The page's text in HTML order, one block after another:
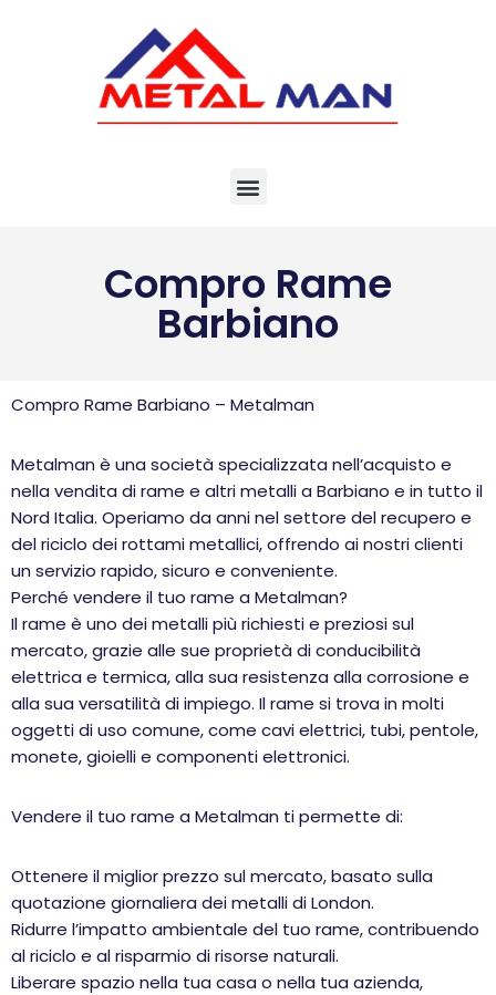
Compro Rame
Barbiano
Compro Rame Barbiano – Metalman
Metalman è una società specializzata nell’acquisto e
nella vendita di rame e altri metalli a Barbiano e in tutto il
Nord Italia. Operiamo da anni nel settore del recupero e
del riciclo dei rottami metallici, offrendo ai nostri clienti
un servizio rapido, sicuro e conveniente.
Perché vendere il tuo rame a Metalman?
Il rame è uno dei metalli più richiesti e preziosi sul
mercato, grazie alle sue proprietà di conducibilità
elettrica e termica, alla sua resistenza alla corrosione e
alla sua versatilità di impiego. Il rame si trova in molti
oggetti di uso comune, come cavi elettrici, tubi, pentole,
monete, gioielli e componenti elettronici.
Vendere il tuo rame a Metalman ti permette di:
Ottenere il miglior prezzo sul mercato, basato sulla
quotazione giornaliera dei metalli di London.
Ridurre l’impatto ambientale del tuo rame, contribuendo
al riciclo e al risparmio di risorse naturali.
Liberare spazio nella tua casa o nella tua azienda,